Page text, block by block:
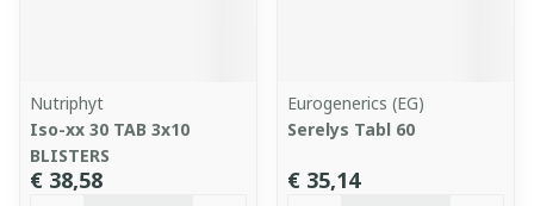
Nutriphyt
Iso-xx 30 TAB 3x10
BLISTERS
€ 38,58
Eurogenerics (EG)
Serelys Tabl 60
€ 35,14